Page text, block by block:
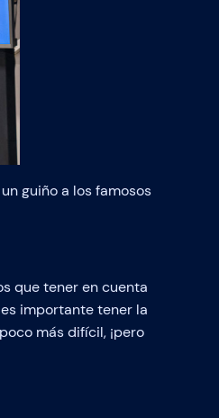
guiño a los famosos
que tener en cuenta
importante tener la
más difícil, ¡pero